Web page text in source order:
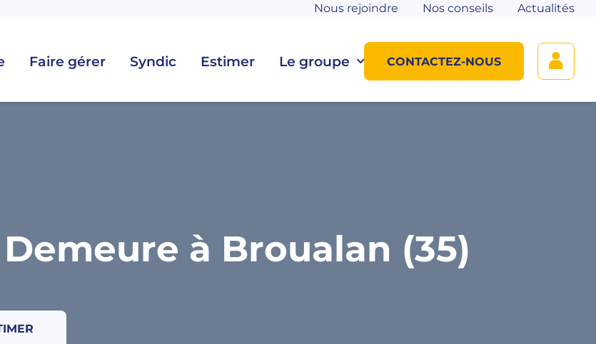
Faire gérer Syndic Estimer Le groupe
Nous rejoindre Nos conseils Actualités
CONTACTEZ-NOUS
à Broualan (35)